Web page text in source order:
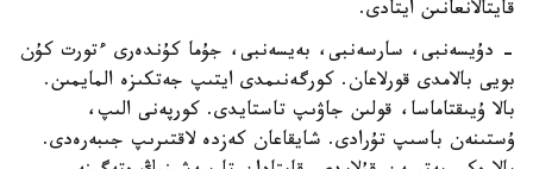
قايتالانعانىن ايتادى.
- دۇيسەنبى، سارسەنبى، بەيسەنبى، جۇما كۇندەرى ءتورت كۇن
بويى بالامدى قورلاعان. كورگەنىمدى ايتىپ جەتكىزە المايمىن.
بالا ۇيىقتاماسا، قولىن جاۋىپ تاستايدى. كورپەنى الىپ،
ۇستىنەن باسىپ تۇرادى. شايقاعان كەزدە لاقتىرىپ جىبەرەدى.